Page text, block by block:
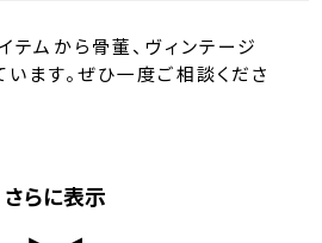
テムから骨董、ヴィンテージ
います。ぜひ一度ご相談くださ
さらに表示